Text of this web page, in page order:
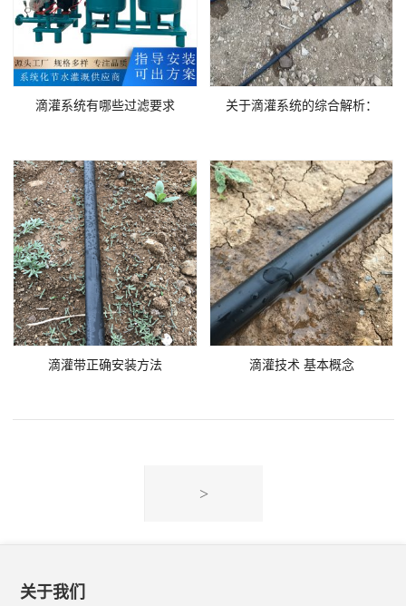
滴灌系统有哪些过滤要求 关于滴灌系统的综合解析：
滴灌带正确安装方法 滴灌技术 基本概念
>
关于我们